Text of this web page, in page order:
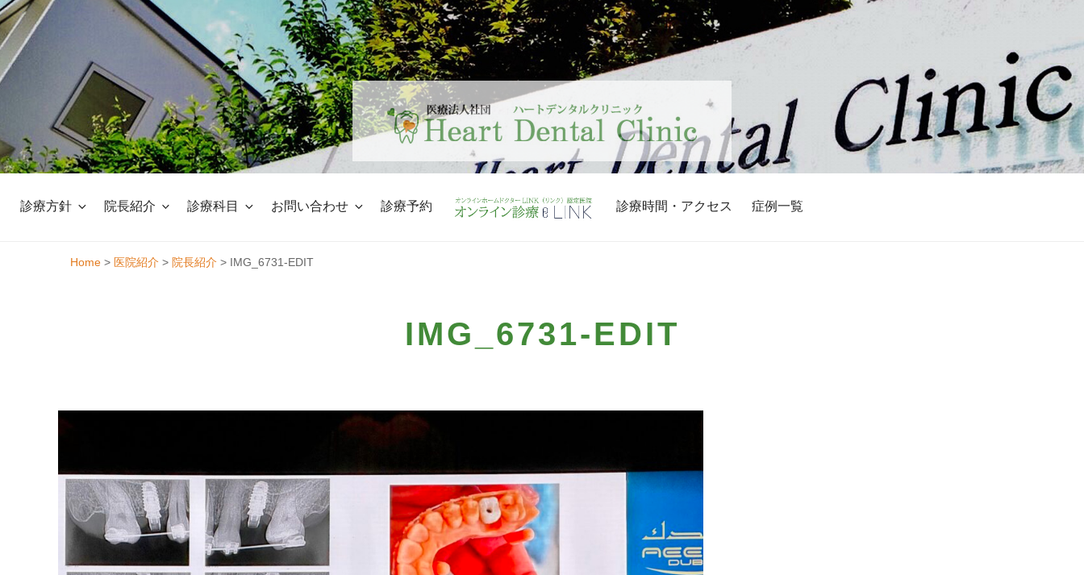
Skip
to
content
診療方針 院長紹介 診療科目 お問い合わせ 診療予約 診療時間・アクセス 症例一覧
Home > 医院紹介 > 院長紹介 > IMG_6731-EDIT
IMG_6731-EDIT